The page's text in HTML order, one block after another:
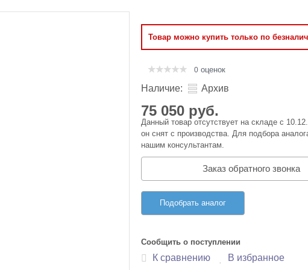
Товар можно купить только по
0 оценок
Наличие: Архив
75 050 руб.
Данный товар отсутствует на складе с
он снят с производства. Для подбора
нашим консультантам.
Заказ обратного звонка
Подобрать аналог
Сообщить о поступлении
К сравнению В избранное
память